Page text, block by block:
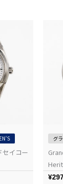
セイコー
グ
¥